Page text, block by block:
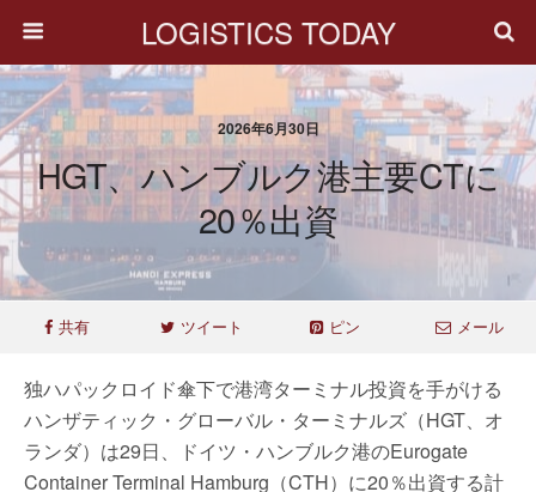
LOGISTICS TODAY
2026年6月30日
HGT、ハンブルク港主要CTに
20％出資
共有 ツイート ピン メール
独ハパックロイド傘下で港湾ターミナル投資を手がける
ハンザティック・グローバル・ターミナルズ（HGT、オ
ランダ）は29日、ドイツ・ハンブルク港のEurogate
Container Terminal Hamburg（CTH）に20％出資する計